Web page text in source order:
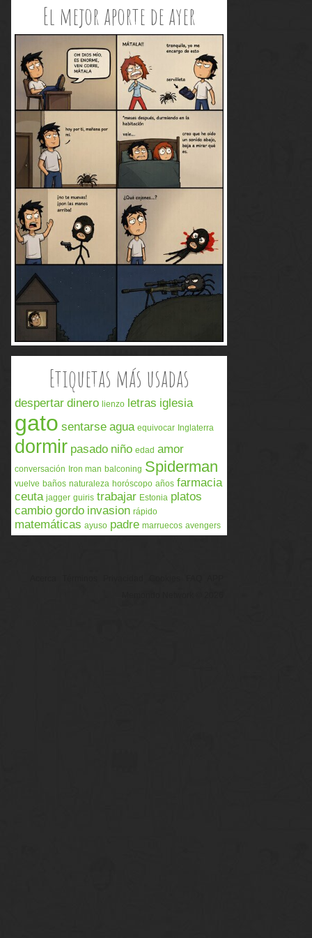
El mejor aporte de ayer
Etiquetas más usadas
despertar dinero lienzo letras iglesia
gato sentarse agua equivocar Inglaterra
dormir pasado niño edad amor
conversación Iron man balconing Spiderman
vuelve baños naturaleza horóscopo años farmacia
ceuta jagger guiris trabajar Estonia platos
cambio gordo invasion rápido
matemáticas ayuso padre marruecos avengers